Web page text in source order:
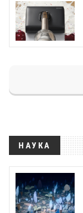
НАУКА